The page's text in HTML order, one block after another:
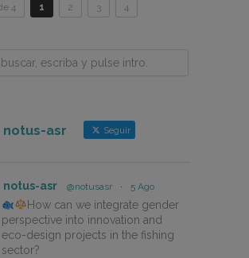
4 1 2 3 4
notus-asr Seguir
notus-asr @notusasr · 5 Ago
How can we integrate gender
perspective into innovation and
eco-design projects in the fishing
sector?